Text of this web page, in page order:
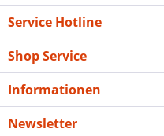
Service Hotline
Shop Service
Informationen
Newsletter